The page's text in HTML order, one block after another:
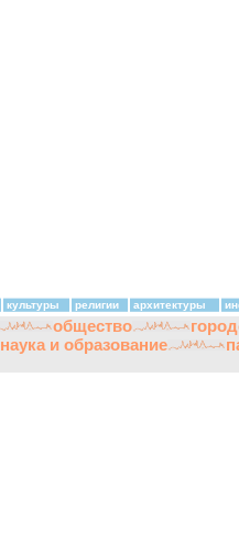
культуры религии архитектуры
общество
наука и образование